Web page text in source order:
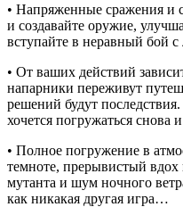
• Напряженные сражения и
и создавайте оружие,
вступайте в неравный бой
• От ваших действий
напарники переживут
решений будут
хочется погружаться снова
• Полное погружение в
темноте, прерывистый вдох
мутанта и шум ночного
как никакая другая игра…